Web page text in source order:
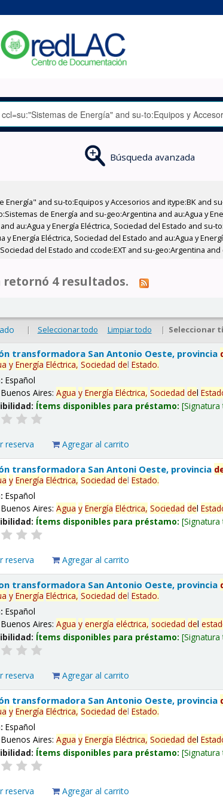
Búsqueda avanzada
and su-to:Equipos y Accesorios and itype:BK and
de Energía and su-geo:Argentina and au:Agua y
au:Agua y Energía Eléctrica, Sociedad del Estado and
Energía Eléctrica, Sociedad del Estado and au:Agua y
del Estado and ccode:EXT and su-geo:Argentina and
retornó 4 resultados.
| Seleccionar todo Limpiar todo | Seleccionar
transformadora San Antonio Oeste, provincia
y Energía Eléctrica, Sociedad delEstado.
Español
Buenos Aires:Agua y Energía Eléctrica, Sociedad del
Ítems disponibles para préstamo:
reserva Agregar al carrito
transformadora San Antoni Oeste, provincia
y Energía Eléctrica, Sociedad delEstado.
Español
Buenos Aires:Agua y Energía Eléctrica, Sociedad del
Ítems disponibles para préstamo:
reserva Agregar al carrito
transformadora San Antonio Oeste, provincia
y Energía Eléctrica, Sociedad delEstado.
Español
Buenos Aires:Agua y energía eléctrica, sociedad del
Ítems disponibles para préstamo:
reserva Agregar al carrito
transformadora San Antonio Oeste, provincia
y Energía Eléctrica, Sociedad delEstado.
Español
Buenos Aires:Agua y Energía Eléctrica, Sociedad del
Ítems disponibles para préstamo:
reserva Agregar al carrito